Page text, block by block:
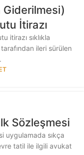
Giderilmesi)
İtirazı
itirazı sıklıkla
ileri sürülen
Sözleşmesi
uygulamada sıkça
tatil ile ilgili avukat